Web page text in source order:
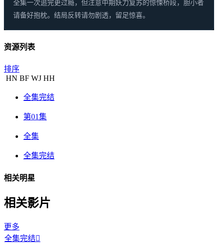
全集一次追完更过瘾，但注意中期妖力复苏的惊悚桥段，胆小者
请备好抱枕。结局反转请勿剧透，留足惊喜。
资源列表
排序
HN BF WJ HH
全集完结
第01集
全集
全集完结
相关明星
相关影片
更多
全集完结